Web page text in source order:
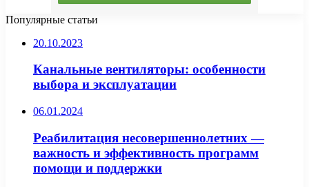
Популярные статьи
20.10.2023
Канальные вентиляторы: особенности
выбора и эксплуатации
06.01.2024
Реабилитация несовершеннолетних —
важность и эффективность программ
помощи и поддержки